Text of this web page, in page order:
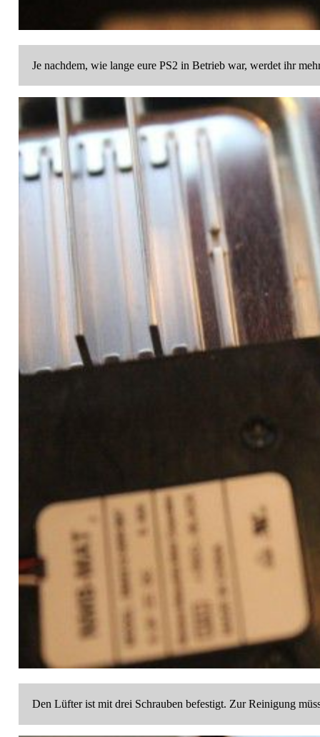
Je nachdem, wie lange eure PS2 in Betrieb war, werdet ihr
Den Lüfter ist mit drei Schrauben befestigt. Zur Reinigung